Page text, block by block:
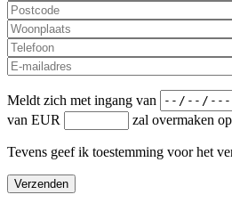
Meldt zich met ingang van
van EUR
zal overmaken
Tevens geef ik toestemming voor het